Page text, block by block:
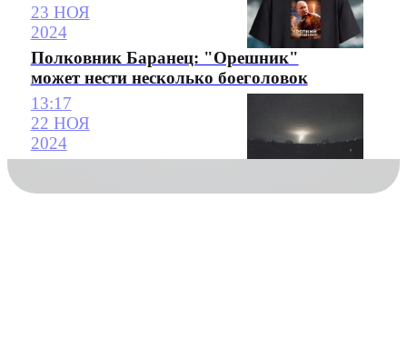
23 НОЯ
2024
Полковник Баранец: "Орешник"
может нести несколько боеголовок
13:17
22 НОЯ
2024